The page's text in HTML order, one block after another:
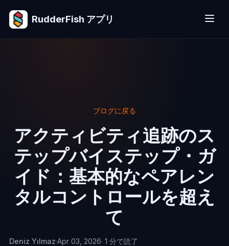
RudderFish アプリ
ブログに戻る
アクティビティ追跡のス
テップバイステップ・ガ
イド：基本的なペアレン
タルコントロールを超え
て
Deniz Yılmaz·Apr 03, 2026· 1 分で読了